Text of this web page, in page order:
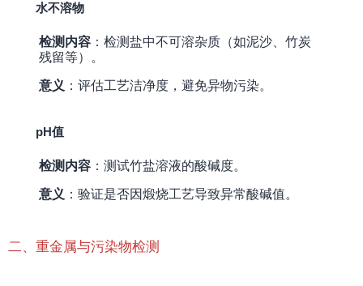
水不溶物
检测内容 ：检测盐中不可溶杂质（如泥沙、竹炭
残留等）。
意义 ：评估工艺洁净度，避免异物污染。
pH值
检测内容 ：测试竹盐溶液的酸碱度。
意义 ：验证是否因煅烧工艺导致异常酸碱值。
二、重金属与污染物检测